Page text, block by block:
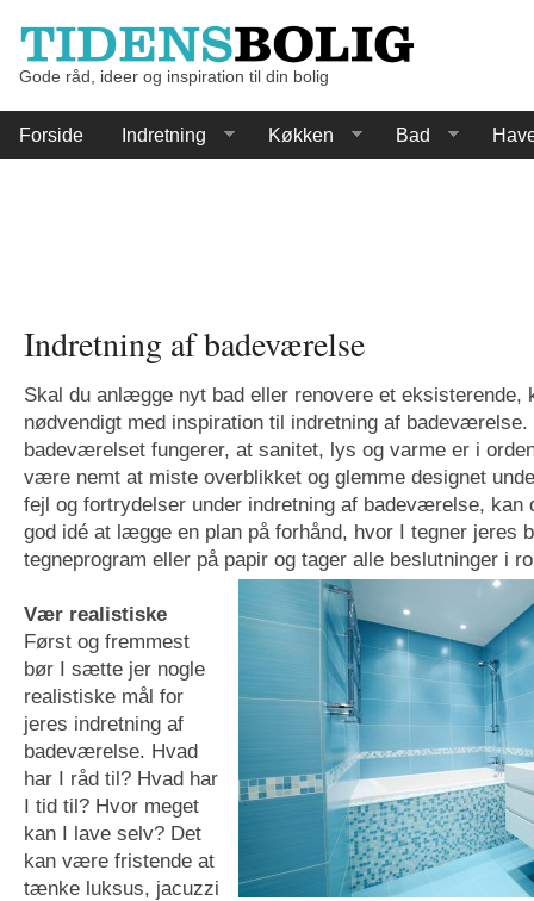
Gode råd, ideer og inspiration til din bolig
Forside Indretning Køkken Bad
Indretning af badeværelse
Skal du anlægge nyt bad eller renovere et eksisterende,
nødvendigt med inspiration til indretning af
badeværelset fungerer, at sanitet, lys og varme er i
være nemt at miste overblikket og glemme designet
fejl og fortrydelser under indretning af badeværelse,
god idé at lægge en plan på forhånd, hvor I tegner jeres
tegneprogram eller på papir og tager alle beslutninger i
Vær realistiske
Først og fremmest
bør I sætte jer nogle
realistiske mål for
jeres indretning af
badeværelse. Hvad
har I råd til? Hvad har
I tid til? Hvor meget
kan I lave selv? Det
kan være fristende at
tænke luksus, jacuzzi